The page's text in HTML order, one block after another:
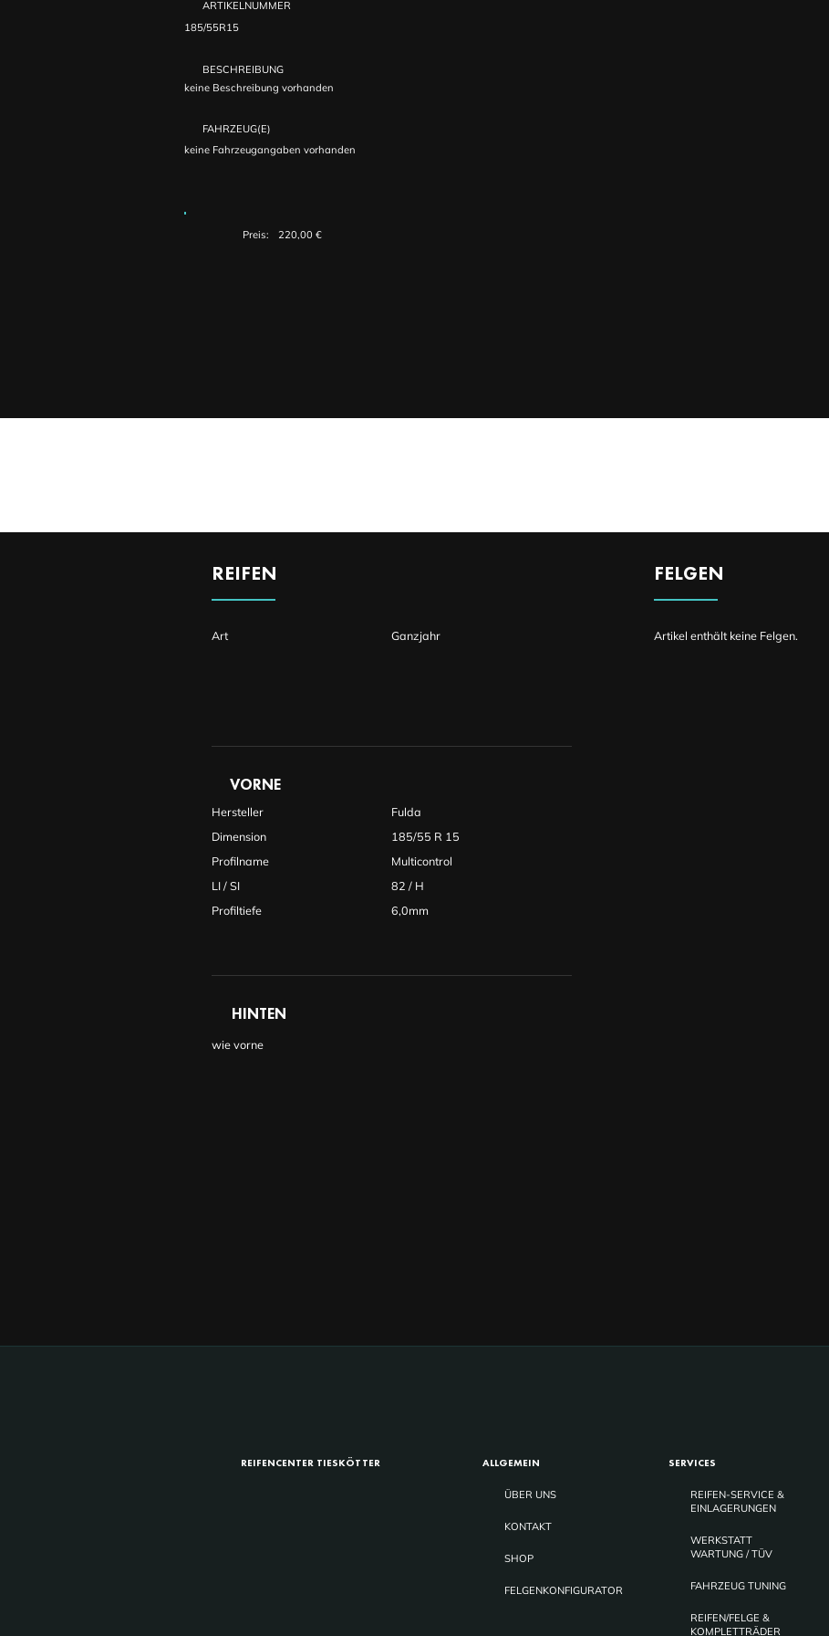
ARTIKELNUMMER
185/55R15
BESCHREIBUNG
keine Beschreibung vorhanden
FAHRZEUG(E)
keine Fahrzeugangaben vorhanden
220,00 €
Preis:
FELGEN
Artikel enthält keine Felgen.
REIFEN
Ganzjahr
Art
Fulda
Hersteller
Multicontrol
Profilname
82 / H
LI / SI
VORNE
6,0mm
Profiltiefe
185/55 R 15
Dimension
HINTEN
wie vorne
ALLGEMEIN
ÜBER UNS
KONTAKT
SHOP
FELGENKONFIGURATOR
SERVICES
REIFEN-SERVICE &
EINLAGERUNGEN
WERKSTATT
WARTUNG / TÜV
FAHRZEUG TUNING
REIFEN/FELGE &
KOMPLETTRÄDER
REIFENCENTER TIESKÖTTER